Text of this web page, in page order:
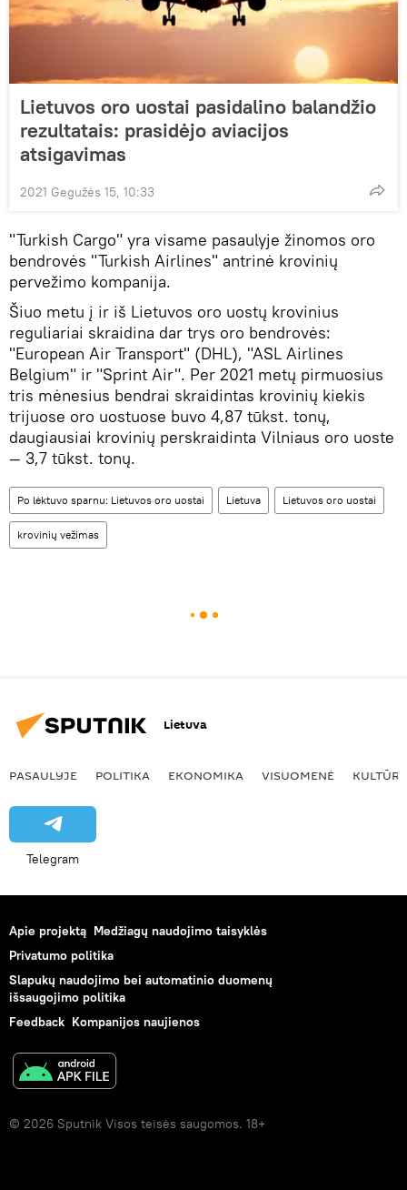
Lietuvos oro uostai pasidalino balandžio
rezultatais: prasidėjo aviacijos
atsigavimas
2021 Gegužės 15, 10:33
"Turkish Cargo" yra visame pasaulyje žinomos oro
bendrovės "Turkish Airlines" antrinė krovinių
pervežimo kompanija.
Šiuo metu į ir iš Lietuvos oro uostų krovinius
reguliariai skraidina dar trys oro bendrovės:
"European Air Transport" (DHL), "ASL Airlines
Belgium" ir "Sprint Air". Per 2021 metų pirmuosius
tris mėnesius bendrai skraidintas krovinių kiekis
trijuose oro uostuose buvo 4,87 tūkst. tonų,
daugiausiai krovinių perskraidinta Vilniaus oro uoste
— 3,7 tūkst. tonų.
Po lėktuvo sparnu: Lietuvos oro uostai Lietuva Lietuvos oro uostai
krovinių vežimas
Lietuva
PASAULYJE POLITIKA EKONOMIKA VISUOMENĖ KULTŪRA
Telegram
Apie projektą Medžiagų naudojimo taisyklės
Privatumo politika
Slapukų naudojimo bei automatinio duomenų
išsaugojimo politika
Feedback Kompanijos naujienos
© 2026 Sputnik Visos teisės saugomos. 18+